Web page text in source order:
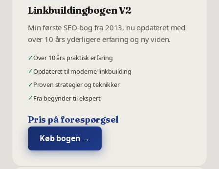
Linkbuildingbogen V2
Min første SEO-bog fra 2013, nu opdateret med
over 10 års yderligere erfaring og ny viden.
✓Over 10 års praktisk erfaring
✓Opdateret til moderne linkbuilding
✓Proven strategier og teknikker
✓Fra begynder til ekspert
Pris på forespørgsel
Køb bogen →